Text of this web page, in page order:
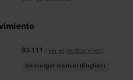
80.111 ( Ver especificaciones )
Descargar manual (English)